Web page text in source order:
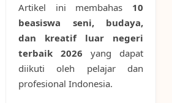
Artikel ini membahas 10
beasiswa seni, budaya,
dan kreatif luar negeri
terbaik 2026 yang dapat
diikuti oleh pelajar dan
profesional Indonesia.